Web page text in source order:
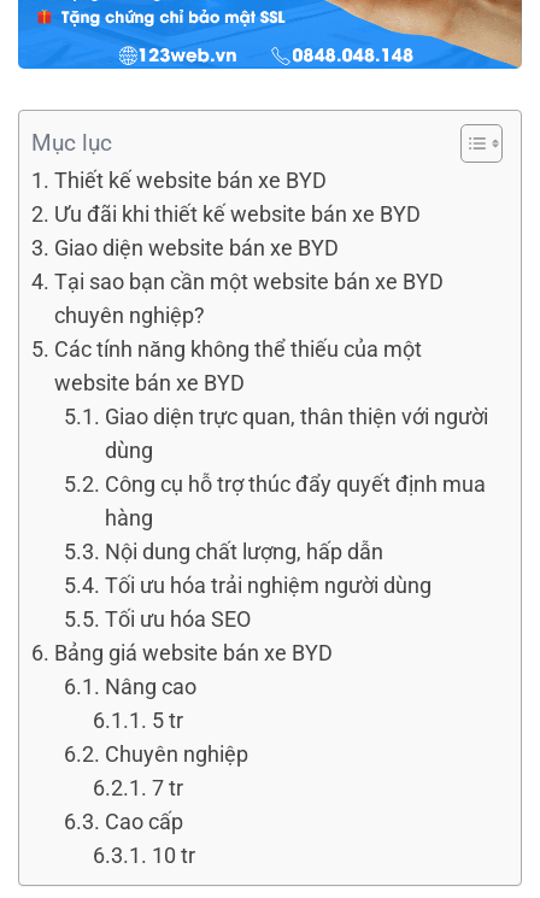
Mục lục
Thiết kế website bán xe BYD
Ưu đãi khi thiết kế website bán xe BYD
Giao diện website bán xe BYD
Tại sao bạn cần một website bán xe BYD
chuyên nghiệp?
Các tính năng không thể thiếu của một
website bán xe BYD
Giao diện trực quan, thân thiện với người
dùng
Công cụ hỗ trợ thúc đẩy quyết định mua
hàng
Nội dung chất lượng, hấp dẫn
Tối ưu hóa trải nghiệm người dùng
Tối ưu hóa SEO
Bảng giá website bán xe BYD
Nâng cao
5 tr
Chuyên nghiệp
7 tr
Cao cấp
10 tr